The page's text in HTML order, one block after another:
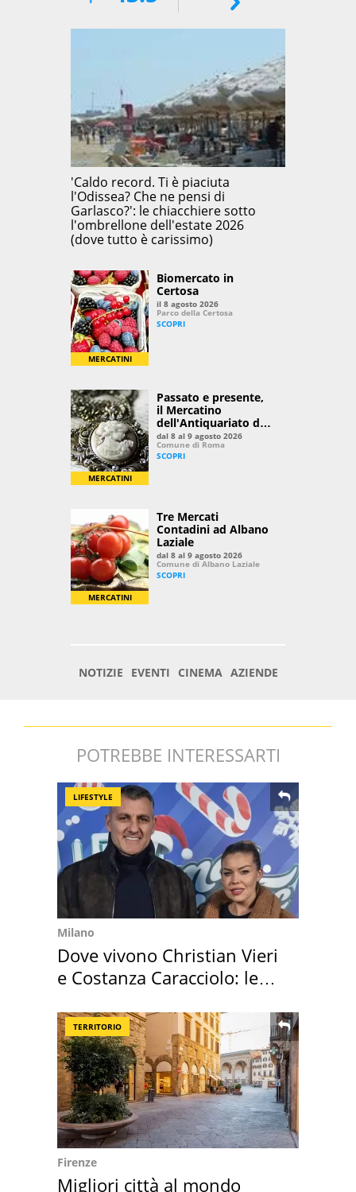
POTREBBE INTERESSARTI
LIFESTYLE
Milano
Dove vivono Christian Vieri
e Costanza Caracciolo: le
TERRITORIO
Firenze
Migliori città al mondo